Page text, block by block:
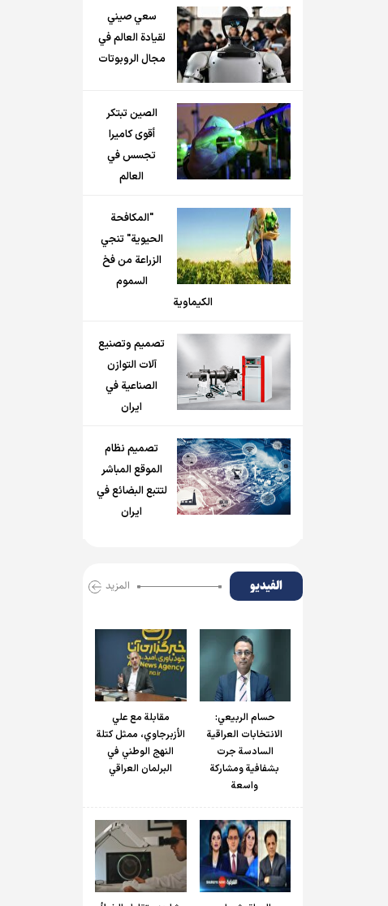
سعي صيني
لقيادة العالم في
مجال الروبوتات
الصين تبتكر
أقوى كاميرا
تجسس في
العالم
"المكافحة
الحيوية" تنجي
الزراعة من فخ
السموم
الكيماوية
تصميم وتصنيع
آلات التوازن
الصناعية في
ايران
تصميم نظام
الموقع المباشر
لتتبع البضائع في
ايران
الفیدیو المزید
حسام الربیعي:
الانتخابات العراقية
السادسة جرت
بشفافية ومشاركة
واسعة
مقابلة مع علي
الأزبرجاوي، ممثل كتلة
النهج الوطني في
البرلمان العراقي